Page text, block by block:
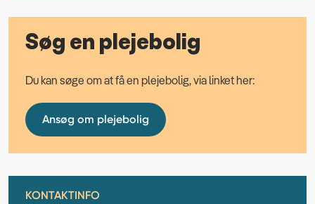
Søg en plejebolig
Du kan søge om at få en plejebolig, via linket her:
Ansøg om plejebolig
KONTAKTINFO